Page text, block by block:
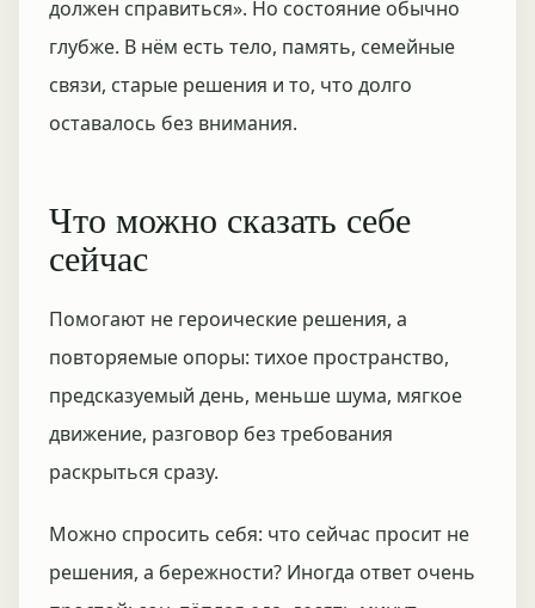
должен справиться». Но состояние обычно
глубже. В нём есть тело, память, семейные
связи, старые решения и то, что долго
оставалось без внимания.
Что можно сказать себе
сейчас
Помогают не героические решения, а
повторяемые опоры: тихое пространство,
предсказуемый день, меньше шума, мягкое
движение, разговор без требования
раскрыться сразу.
Можно спросить себя: что сейчас просит не
решения, а бережности? Иногда ответ очень